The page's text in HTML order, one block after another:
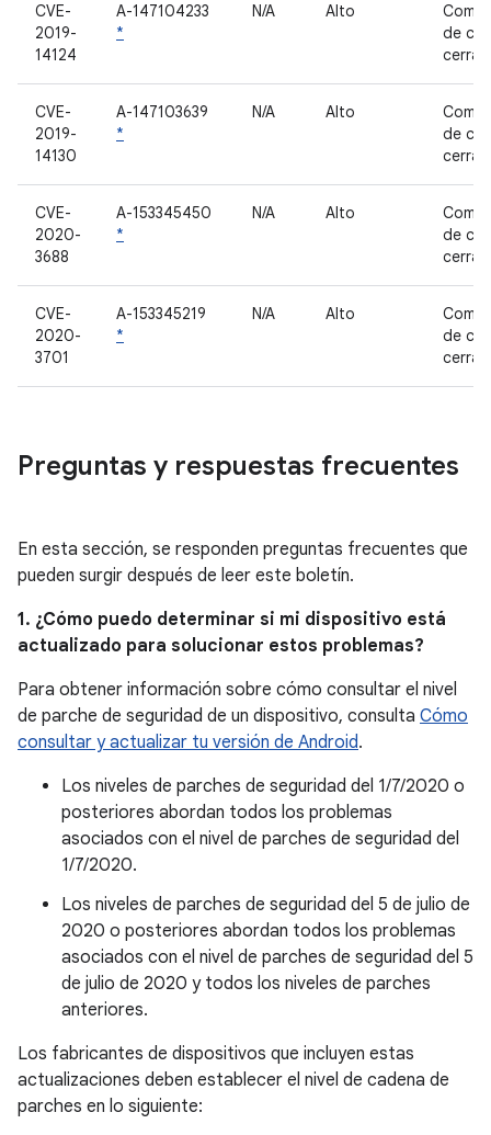
CVE-
2019-
14124
A-147104233
*
N/A Alto
de
CVE-
2019-
14130
A-147103639
*
N/A Alto
de
CVE-
2020-
3688
A-153345450
*
N/A Alto
de
CVE-
2020-
3701
A-153345219
*
N/A Alto
de
Preguntas y respuestas frecuentes
En esta sección, se responden preguntas frecuentes que
pueden surgir después de leer este boletín.
1. ¿Cómo puedo determinar si mi dispositivo está
actualizado para solucionar estos problemas?
Para obtener información sobre cómo consultar el nivel
de parche de seguridad de un dispositivo, consulta Cómo
consultar y actualizar tu versión de Android.
Los niveles de parches de seguridad del 1/7/2020 o
posteriores abordan todos los problemas
asociados con el nivel de parches de seguridad del
1/7/2020.
Los niveles de parches de seguridad del 5 de julio de
2020 o posteriores abordan todos los problemas
asociados con el nivel de parches de seguridad del 5
de julio de 2020 y todos los niveles de parches
anteriores.
Los fabricantes de dispositivos que incluyen estas
actualizaciones deben establecer el nivel de cadena de
parches en lo siguiente: